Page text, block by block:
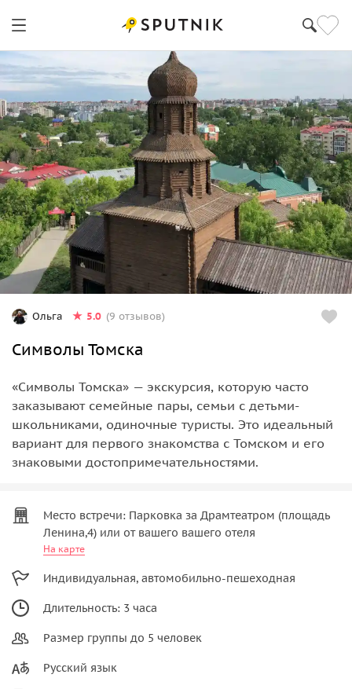
Ольга 5.0 (9 отзывов)
Символы Томска
«Символы Томска» — экскурсия, которую часто
заказывают семейные пары, семьи с детьми-
школьниками, одиночные туристы. Это идеальный
вариант для первого знакомства с Томском и его
знаковыми достопримечательностями.
Место встречи: Парковка за Драмтеатром (площадь
Ленина,4) или от вашего вашего отеля
На карте
Индивидуальная, автомобильно-пешеходная
Длительность: 3 часа
Размер группы до 5 человек
Русский язык